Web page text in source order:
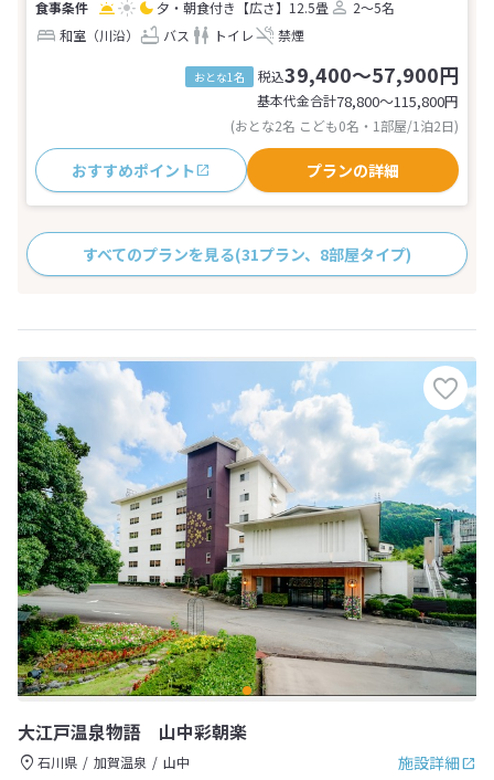
夕・朝食付き 【広さ】12.5畳
2～5名
和室（川沿）
バス トイレ 禁煙
おとな1名 税込39,400～57,900円
基本代金合計78,800〜115,800円
(おとな2名 こども0名・1部屋/1泊2日)
おすすめポイント プランの詳細
すべてのプランを見る(31プラン、8部屋タイプ)
大江戸温泉物語 山中彩朝楽
施設詳細
石川県 加賀温泉
山中